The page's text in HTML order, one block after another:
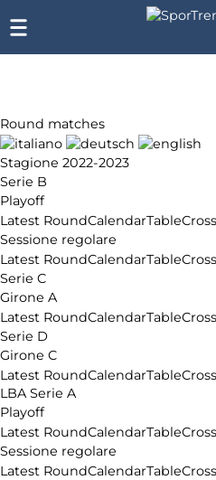
Round matches
Stagione 2022-2023
Serie B
Playoff
Latest RoundCalendarTable
Sessione regolare
Latest RoundCalendarTable
Serie C
Girone A
Latest RoundCalendarTable
Serie D
Girone C
Latest RoundCalendarTable
LBA Serie A
Playoff
Latest RoundCalendarTable
Sessione regolare
Latest RoundCalendarTable
Chi
siamo
Affiliazione